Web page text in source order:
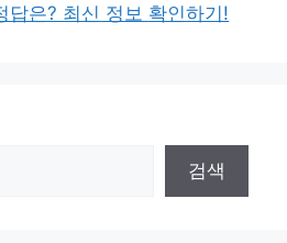
답은? 최신 정보 확인하기!
검색